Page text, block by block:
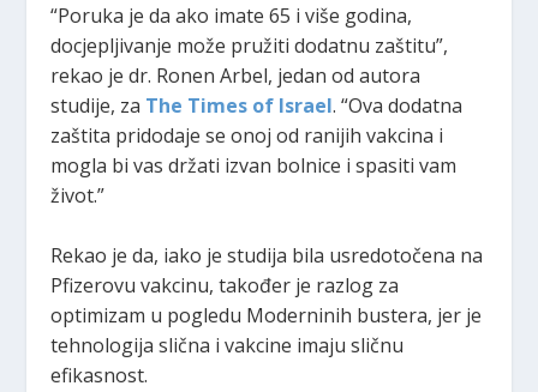
“Poruka je da ako imate 65 i više godina,
docjepljivanje može pružiti dodatnu zaštitu”,
rekao je dr. Ronen Arbel, jedan od autora
studije, za The Times of Israel. “Ova dodatna
zaštita pridodaje se onoj od ranijih vakcina i
mogla bi vas držati izvan bolnice i spasiti vam
život.”
Rekao je da, iako je studija bila usredotočena na
Pfizerovu vakcinu, također je razlog za
optimizam u pogledu Moderninih bustera, jer je
tehnologija slična i vakcine imaju sličnu
efikasnost.